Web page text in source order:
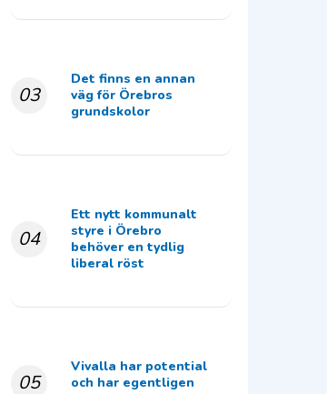
03
Det finns en annan
väg för Örebros
grundskolor
04
Ett nytt kommunalt
styre i Örebro
behöver en tydlig
liberal röst
05
Vivalla har potential
och har egentligen